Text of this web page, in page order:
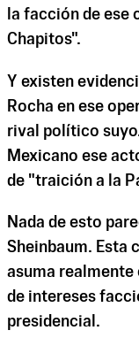
la facción de
Chapitos".
Y existen
Rocha en ese
rival político
Mexicano ese
de "traición a la
Nada de esto
Sheinbaum. Esta
asuma realmente
de intereses
presidencial.